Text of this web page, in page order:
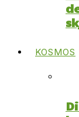
KOSMOS